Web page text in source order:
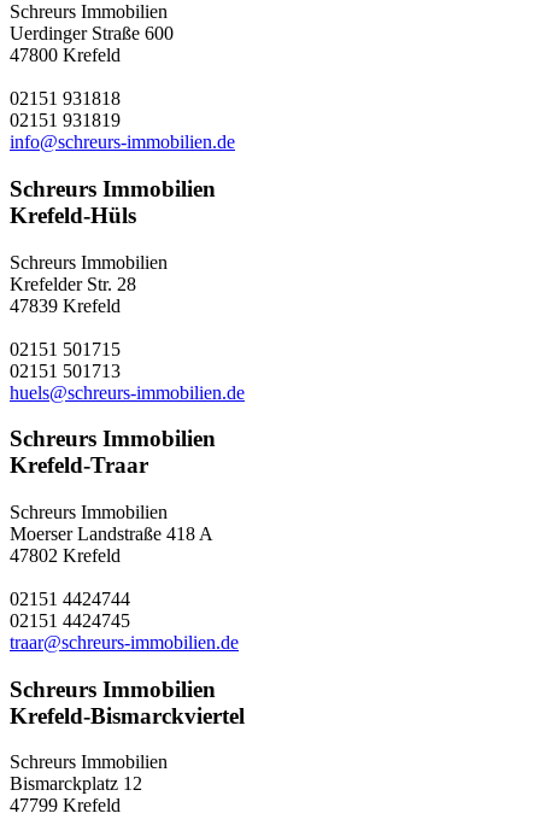
Schreurs Immobilien
Uerdinger Straße 600
47800 Krefeld
02151 931818
02151 931819
info@schreurs-immobilien.de
Schreurs Immobilien
Krefeld-Hüls
Schreurs Immobilien
Krefelder Str. 28
47839 Krefeld
02151 501715
02151 501713
huels@schreurs-immobilien.de
Schreurs Immobilien
Krefeld-Traar
Schreurs Immobilien
Moerser Landstraße 418 A
47802 Krefeld
02151 4424744
02151 4424745
traar@schreurs-immobilien.de
Schreurs Immobilien
Krefeld-Bismarckviertel
Schreurs Immobilien
Bismarckplatz 12
47799 Krefeld